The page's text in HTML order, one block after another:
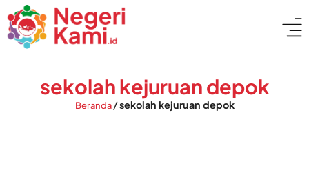
sekolah kejuruan depok
Beranda/sekolah kejuruan depok